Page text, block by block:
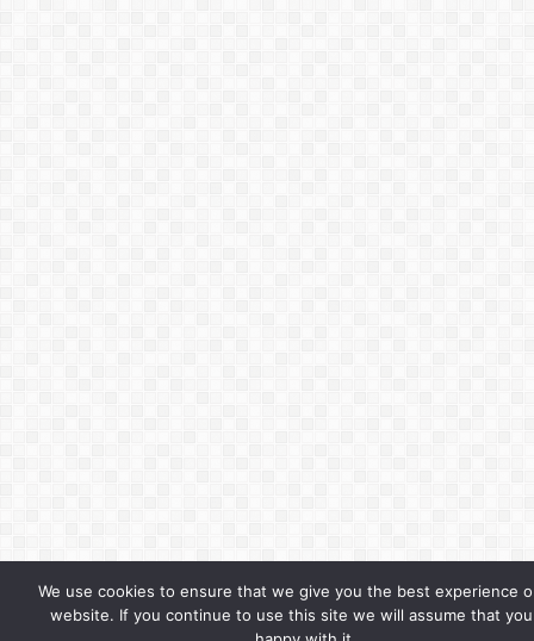
We use cookies to ensure that we give you the best experience
website. If you continue to use this site we will assume that